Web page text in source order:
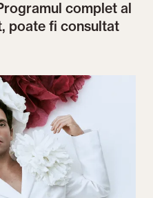
complet al
poate fi consultat